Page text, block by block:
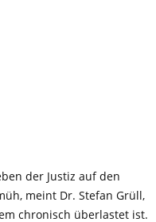
der Justiz auf den
meint Dr. Stefan Grüll,
chronisch überlastet ist.